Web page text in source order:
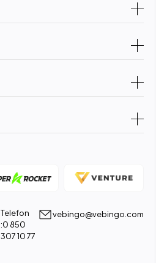
Telefon
:0 850
307 10 77
vebingo@vebingo.com